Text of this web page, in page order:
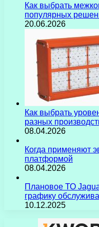
Как выбрать
популярных
20.06.2026
Как выбрать
разных
08.04.2026
Когда применяют
платформой
08.04.2026
Плановое ТО
графику
10.12.2025